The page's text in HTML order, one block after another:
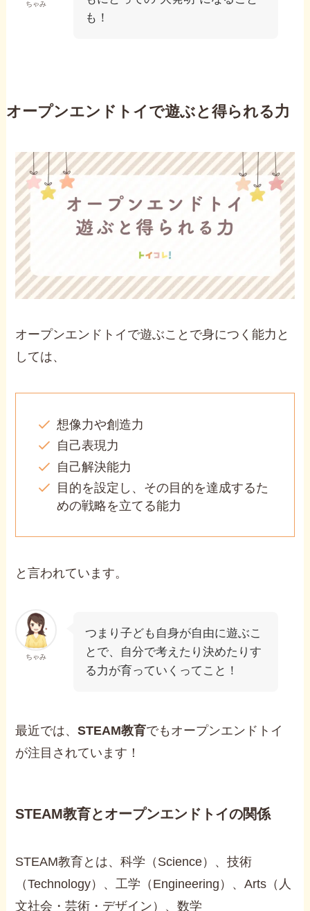
ちゃみ
も！
オープンエンドトイで遊ぶと得られる力
オープンエンドトイで遊ぶことで身につく能力と
しては、
想像力や創造力
自己表現力
自己解決能力
目的を設定し、その目的を達成するた
めの戦略を立てる能力
と言われています。
ちゃみ
つまり子ども自身が自由に遊ぶこ
とで、自分で考えたり決めたりす
る力が育っていくってこと！
最近では、STEAM教育でもオープンエンドトイ
が注目されています！
STEAM教育とオープンエンドトイの関係
STEAM教育とは、科学（Science）、技術
（Technology）、工学（Engineering）、Arts（人
文社会・芸術・デザイン）、数学